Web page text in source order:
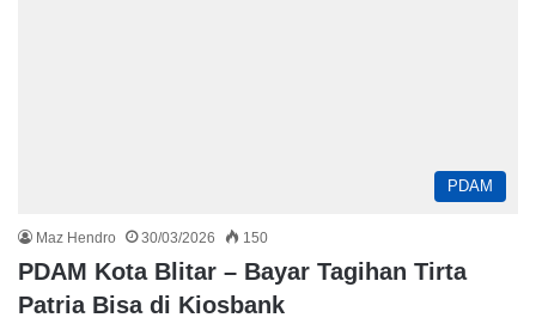
PDAM
Maz Hendro 30/03/2026 150
PDAM Kota Blitar – Bayar Tagihan Tirta
Patria Bisa di Kiosbank